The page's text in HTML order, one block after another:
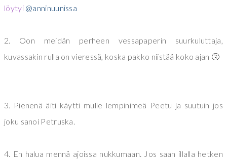
löytyi @anninuunissa
2. Oon meidän perheen vessapaperin suurkuluttaja,
kuvassakin rulla on vieressä, koska pakko niistää koko ajan 🤧
3. Pienenä äiti käytti mulle lempinimeä Peetu ja suutuin jos
joku sanoi Petruska.
4. En halua mennä ajoissa nukkumaan. Jos saan illalla hetken